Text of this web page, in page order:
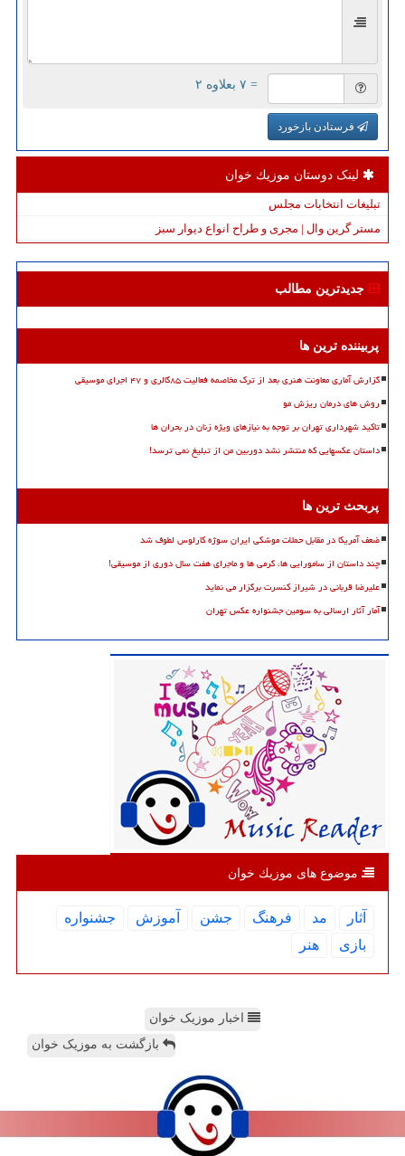
= ۷ بعلاوه ۲
فرستادن بازخورد
لینک دوستان موزیك خوان
تبلیغات انتخابات مجلس
مستر گرین وال | مجری و طراح انواع دیوار سبز
جدیدترین مطالب
پربیننده ترین ها
گزارش آماری معاونت هنری بعد از ترک مخاصمه فعالیت ۸۵گالری و ۴۷ اجرای موسیقی
روش های درمان ریزش مو
تاکید شهرداری تهران بر توجه به نیازهای ویژه زنان در بحران ها
داستان عکسهایی که منتشر نشد دوربین من از تبلیغ نمی ترسد!
پربحث ترین ها
ضعف آمریکا در مقابل حملات موشکی ایران سوژه کارلوس لطوف شد
چند داستان از سامورایی ها، گرمی ها و ماجرای هفت سال دوری از موسیقی!
علیرضا قربانی در شیراز کنسرت برگزار می نماید
آمار آثار ارسالی به سومین جشنواره عکس تهران
موضوع های موزیك خوان
آثار مد فرهنگ جشن آموزش
جشنواره
بازی
هنر
اخبار موزیک خوان
بازگشت به موزیک خوان